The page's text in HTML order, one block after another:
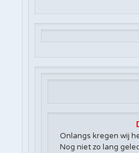
Onlangs kregen wij
Nog niet zo lang